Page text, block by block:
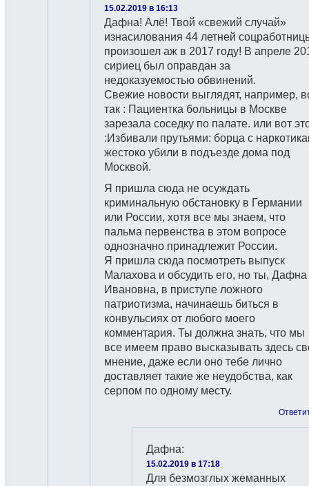
15.02.2019 в 16:13
Дафна! Алё! Твой «свежий случай»
изнасилования 44 летней
произошел аж в 2017 году! В апреле
сириец был оправдан за
недоказуемостью обвинений.
Свежие новости выглядят, например,
так : Пациентка больницы в Москве
зарезала соседку по палате. или вот
:Избивали прутьями: борца с
жестоко убили в подъезде дома под
Москвой.
Я пришла сюда не осуждать
криминальную обстановку в Германии
или России, хотя все мы знаем, что
пальма первенства в этом вопросе
однозначно принадлежит России.
Я пришла сюда посмотреть выпуск
Малахова и обсудить его, но ты, Дафна
Ивановна, в приступе ложного
патриотизма, начинаешь биться в
конвульсиях от любого моего
комментария. Ты должна знать, что мы
все имеем право высказывать здесь
мнение, даже если оно тебе лично
доставляет такие же неудобства, как
серпом по одному месту.
Дафна:
15.02.2019 в 17:18
Для безмозглых жеманных